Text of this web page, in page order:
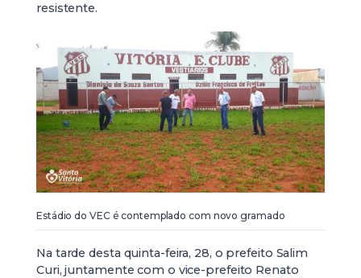
resistente.
Estádio do VEC é contemplado com novo gramado
Na tarde desta quinta-feira, 28, o prefeito Salim
Curi, juntamente com o vice-prefeito Renato